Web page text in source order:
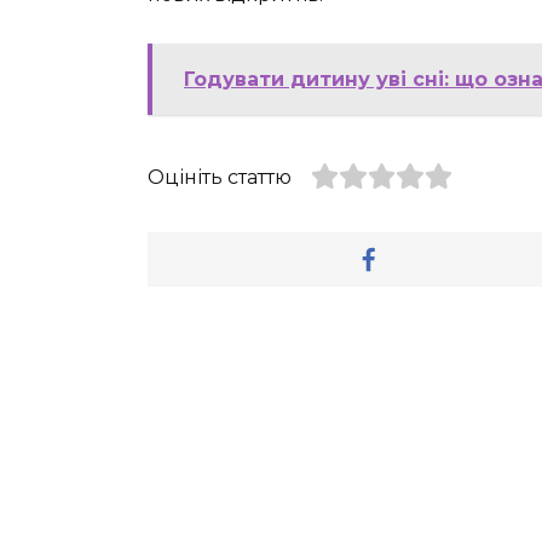
Годувати дитину уві сні: що
Оцініть статтю